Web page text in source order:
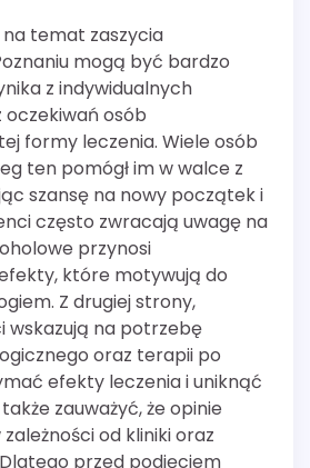
temat zaszycia
mogą być bardzo
z indywidualnych
osób
formy leczenia. Wiele osób
ten pomógł im w walce z
szansę na nowy początek i
często zwracają uwagę na
przynosi
które motywują do
Z drugiej strony,
wskazują na potrzebę
oraz terapii po
efekty leczenia i uniknąć
zauważyć, że opinie
od kliniki oraz
przed podjęciem